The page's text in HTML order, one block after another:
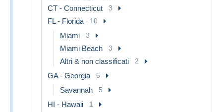
CT - Connecticut 3
FL - Florida 10
Miami 3
Miami Beach 3
Altri & non classificati 2
GA - Georgia 5
Savannah 5
HI - Hawaii 1